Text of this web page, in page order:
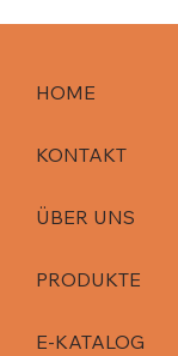
HOME
KONTAKT
ÜBER UNS
PRODUKTE
E-KATALOG